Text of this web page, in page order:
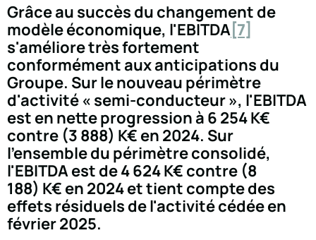
Grâce au succès du changement de
modèle économique, l'EBITDA[7]
s'améliore très fortement
conformément aux anticipations du
Groupe. Sur le nouveau périmètre
d'activité « semi-conducteur », l'EBITDA
est en nette progression à 6 254 K€
contre (3 888) K€ en 2024. Sur
l'ensemble du périmètre consolidé,
l'EBITDA est de 4 624 K€ contre (8
188) K€ en 2024 et tient compte des
effets résiduels de l'activité cédée en
février 2025.